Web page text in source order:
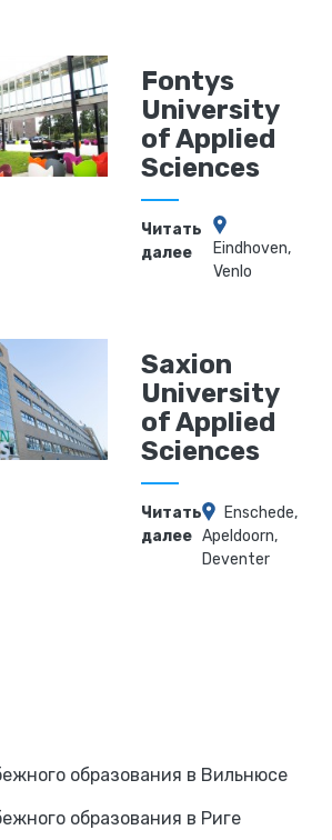
Fontys
University
of Applied
Sciences
Читать
далее
Eindhoven,
Venlo
Saxion
University
of Applied
Sciences
Читать
далее
Enschede,
Apeldoorn,
Deventer
образования в Вильнюсе
образования в Риге